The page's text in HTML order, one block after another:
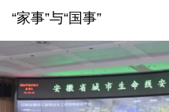
“家事”与“国事”